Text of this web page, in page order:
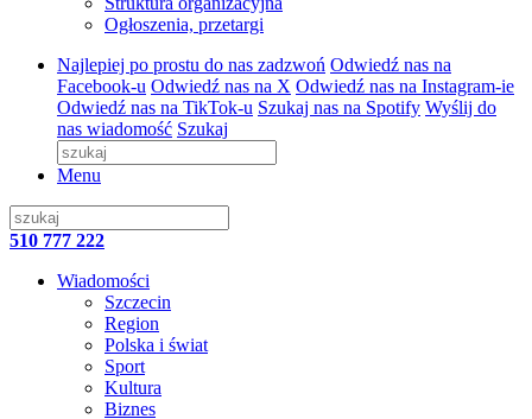
Ogłoszenia, przetargi
Najlepiej po prostu do nas zadzwoń Odwiedź nas na
Facebook-u Odwiedź nas na X Odwiedź nas na Instagram-ie
Odwiedź nas na TikTok-u Szukaj nas na Spotify Wyślij do
nas wiadomość Szukaj
Menu
510 777 222
Wiadomości
Szczecin
Region
Polska i świat
Sport
Kultura
Biznes